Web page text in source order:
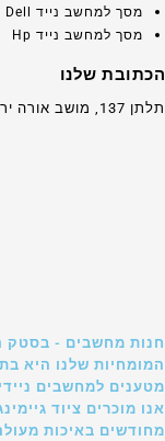
מסך למחשב נייד Dell
מסך למחשב נייד Hp
הכתובת שלנו
תלתן 137, מושב אורה ירושלים
חנות מחשבים - בסטק
המומחיות שלנו היא
מטענים למחשבים
אנו מוכרים ציוד
מחודשים באיכות